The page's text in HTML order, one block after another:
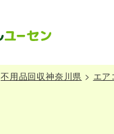
不用品回収神奈川県 > エ